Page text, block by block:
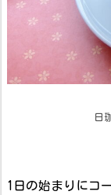
日
1日の始まりにコ